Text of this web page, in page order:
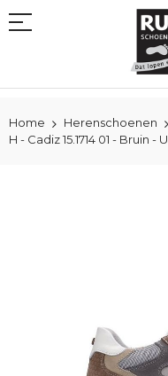
naar
Home Herenschoenen
H - Cadiz 15.1714 01 - Bruin